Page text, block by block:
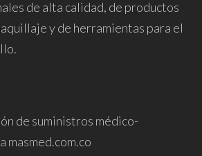
de alta calidad, de productos
y de herramientas para el
de suministros médico-
masmed.com.co